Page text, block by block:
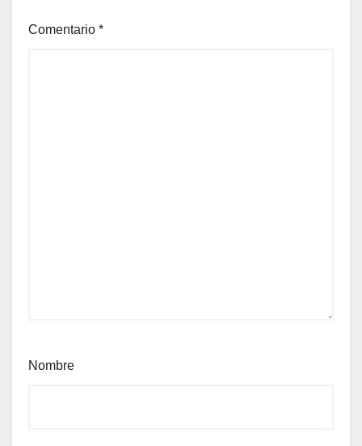
Comentario *
Nombre